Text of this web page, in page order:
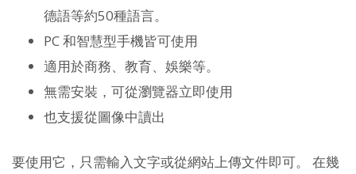
德語等約50種語言。
PC 和智慧型手機皆可使用
適用於商務、教育、娛樂等。
無需安裝，可從瀏覽器立即使用
也支援從圖像中讀出
要使用它，只需輸入文字或從網站上傳文件即可。 在幾